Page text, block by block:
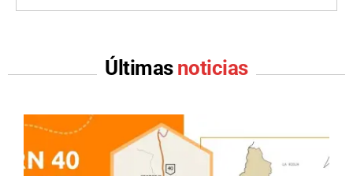
Últimas noticias